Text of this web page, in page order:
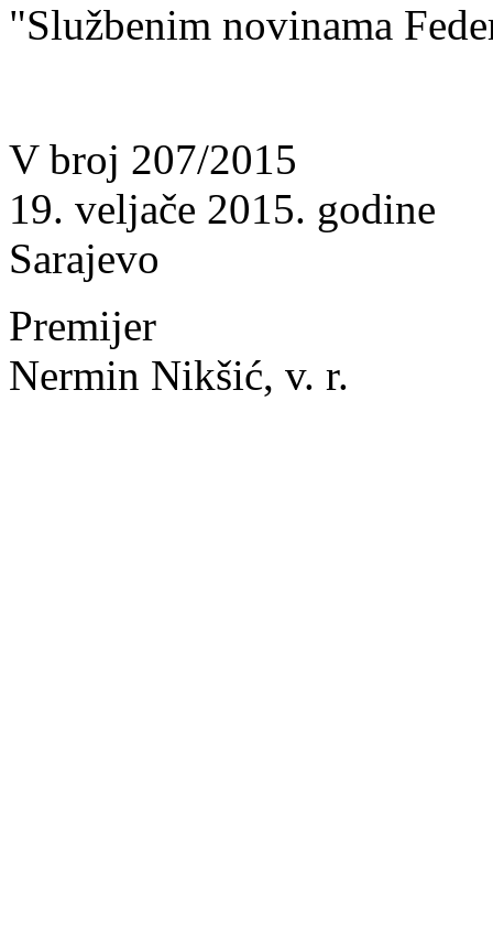
"Službenim novinama
V broj 207/2015
19. veljače 2015. godine
Sarajevo
Premijer
Nermin Nikšić, v. r.